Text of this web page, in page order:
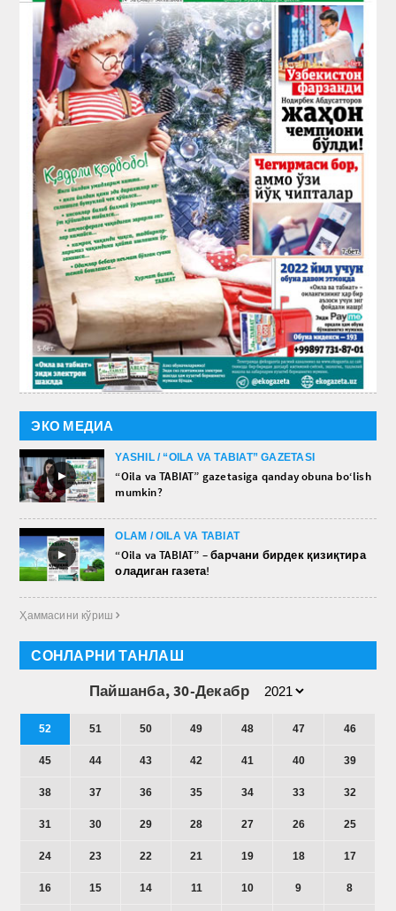
ЭКО МЕДИА
►
YASHIL / “OILA VA TABIAT” GAZETASI
“Oila va TABIAT” gazetasiga qanday obuna bo‘lish
mumkin?
►
OLAM / OILA VA TABIAT
“Oila va TABIAT” – барчани бирдек қизиқтира
оладиган газета!
Ҳаммасини кўриш 
СОНЛАРНИ ТАНЛАШ
Пайшанба, 30-Декабр
52 51 50 49 48 47 46
45 44 43 42 41 40 39
38 37 36 35 34 33 32
31 30 29 28 27 26 25
24 23 22 21 19 18 17
16 15 14 11 10 9 8